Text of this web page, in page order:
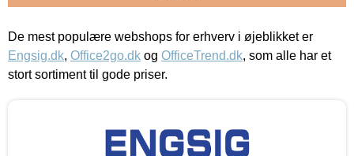
De mest populære webshops for erhverv i øjeblikket er
Engsig.dk, Office2go.dk og OfficeTrend.dk, som alle har et
stort sortiment til gode priser.